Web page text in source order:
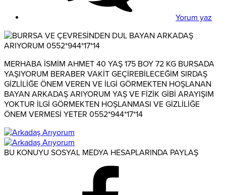
Yorum yaz
MERHABA İSMİM AHMET 40 YAŞ 175 BOY 72 KG BURSADA
YAŞIYORUM BERABER VAKİT GEÇİREBİLECEĞİM SIRDAŞ
GİZLİLİĞE ÖNEM VEREN VE İLGİ GÖRMEKTEN HOŞLANAN
BAYAN ARKADAŞ ARIYORUM YAŞ VE FİZİK GİBİ ARAYIŞIM
YOKTUR İLGİ GÖRMEKTEN HOŞLANMASI VE GİZLİLİĞE
ÖNEM VERMESİ YETER 0552*944*17*14
BU KONUYU SOSYAL MEDYA HESAPLARINDA PAYLAŞ